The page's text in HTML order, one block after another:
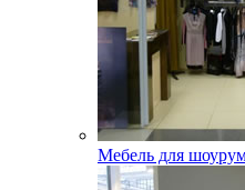
Мебель для